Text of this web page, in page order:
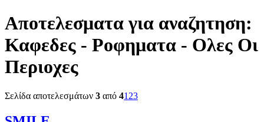
Αποτελεσματα για αναζητηση:
Καφεδες - Ροφηματα - Ολες Οι
Περιοχες
Σελίδα αποτελεσμάτων 3 από 41 23